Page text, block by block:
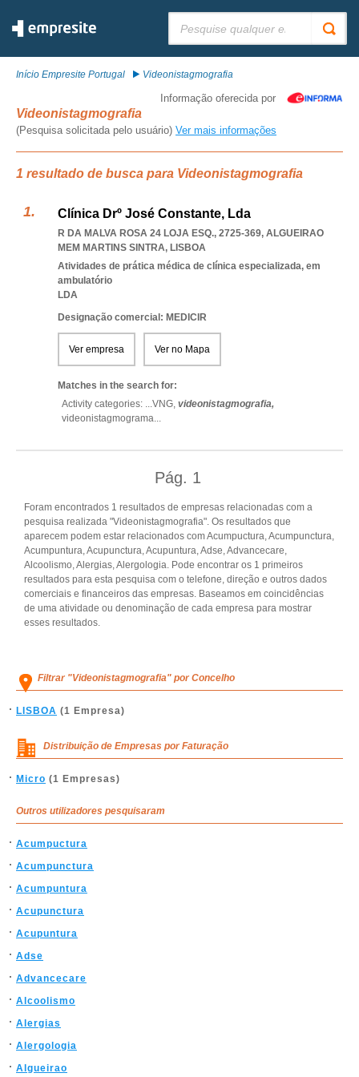
Início Empresite Portugal Videonistagmografia
Informação oferecida por
Videonistagmografia
(Pesquisa solicitada pelo usuário) Ver mais informações
1 resultado de busca para Videonistagmografia
Clínica Drº José Constante, Lda
R DA MALVA ROSA 24 LOJA ESQ., 2725-369, ALGUEIRAO
MEM MARTINS SINTRA, LISBOA
Atividades de prática médica de clínica especializada, em
ambulatório
LDA
Designação comercial: MEDICIR
Ver empresa Ver no Mapa
Matches in the search for:
Activity categories: ...VNG, videonistagmografia,
videonistagmograma...
Pág. 1
Foram encontrados 1 resultados de empresas relacionadas com a
pesquisa realizada "Videonistagmografia". Os resultados que
aparecem podem estar relacionados com Acumpuctura, Acumpunctura,
Acumpuntura, Acupunctura, Acupuntura, Adse, Advancecare,
Alcoolismo, Alergias, Alergologia. Pode encontrar os 1 primeiros
resultados para esta pesquisa com o telefone, direção e outros dados
comerciais e financeiros das empresas. Baseamos em coincidências
de uma atividade ou denominação de cada empresa para mostrar
esses resultados.
Filtrar "Videonistagmografia" por Concelho
LISBOA (1 Empresa)
Distribuição de Empresas por Faturação
Micro (1 Empresas)
Outros utilizadores pesquisaram
Acumpuctura
Acumpunctura
Acumpuntura
Acupunctura
Acupuntura
Adse
Advancecare
Alcoolismo
Alergias
Alergologia
Algueirao